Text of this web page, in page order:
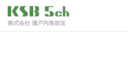
株式会社 瀬戸内海放送